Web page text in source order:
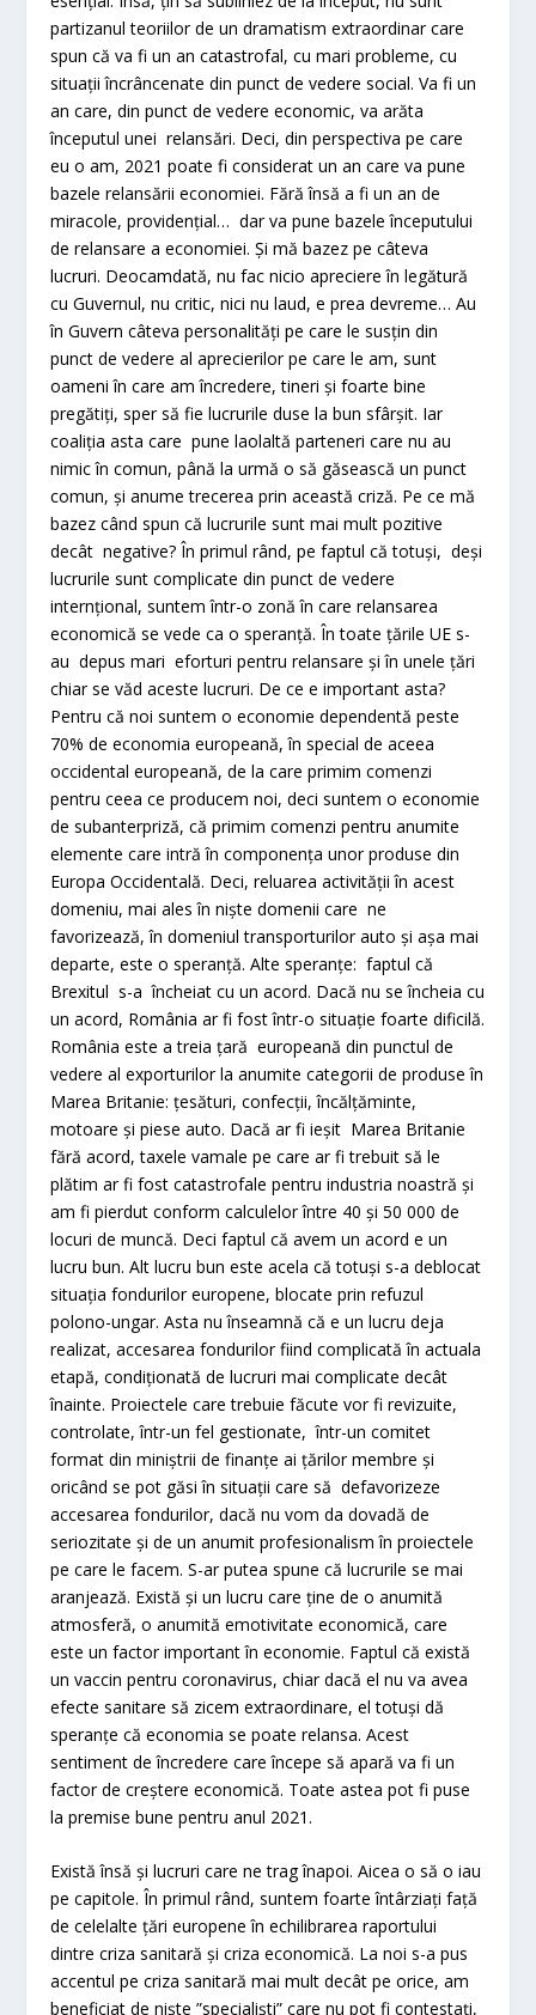
partizanul teoriilor de un dramatism extraordinar care
spun că va fi un an catastrofal, cu mari probleme, cu
situații încrâncenate din punct de vedere social. Va fi un
an care, din punct de vedere economic, va arăta
începutul unei relansări. Deci, din perspectiva pe care
eu o am, 2021 poate fi considerat un an care va pune
bazele relansării economiei. Fără însă a fi un an de
miracole, providențial… dar va pune bazele începutului
de relansare a economiei. Și mă bazez pe câteva
lucruri. Deocamdată, nu fac nicio apreciere în legătură
cu Guvernul, nu critic, nici nu laud, e prea devreme… Au
în Guvern câteva personalități pe care le susțin din
punct de vedere al aprecierilor pe care le am, sunt
oameni în care am încredere, tineri și foarte bine
pregătiți, sper să fie lucrurile duse la bun sfârșit. Iar
coaliția asta care pune laolaltă parteneri care nu au
nimic în comun, până la urmă o să găsească un punct
comun, și anume trecerea prin această criză. Pe ce mă
bazez când spun că lucrurile sunt mai mult pozitive
decât negative? În primul rând, pe faptul că totuși, deși
lucrurile sunt complicate din punct de vedere
internțional, suntem într-o zonă în care relansarea
economică se vede ca o speranță. În toate țările UE s-
au depus mari eforturi pentru relansare și în unele țări
chiar se văd aceste lucruri. De ce e important asta?
Pentru că noi suntem o economie dependentă peste
70% de economia europeană, în special de aceea
occidental europeană, de la care primim comenzi
pentru ceea ce producem noi, deci suntem o economie
de subanterpriză, că primim comenzi pentru anumite
elemente care intră în componența unor produse din
Europa Occidentală. Deci, reluarea activității în acest
domeniu, mai ales în niște domenii care ne
favorizează, în domeniul transporturilor auto și așa mai
departe, este o speranță. Alte speranțe: faptul că
Brexitul s-a încheiat cu un acord. Dacă nu se încheia cu
un acord, România ar fi fost într-o situație foarte dificilă.
România este a treia țară europeană din punctul de
vedere al exporturilor la anumite categorii de produse în
Marea Britanie: țesături, confecții, încălțăminte,
motoare și piese auto. Dacă ar fi ieșit Marea Britanie
fără acord, taxele vamale pe care ar fi trebuit să le
plătim ar fi fost catastrofale pentru industria noastră și
am fi pierdut conform calculelor între 40 și 50 000 de
locuri de muncă. Deci faptul că avem un acord e un
lucru bun. Alt lucru bun este acela că totuși s-a deblocat
situația fondurilor europene, blocate prin refuzul
polono-ungar. Asta nu înseamnă că e un lucru deja
realizat, accesarea fondurilor fiind complicată în actuala
etapă, condiționată de lucruri mai complicate decât
înainte. Proiectele care trebuie făcute vor fi revizuite,
controlate, într-un fel gestionate, într-un comitet
format din miniștrii de finanțe ai țărilor membre și
oricând se pot găsi în situații care să defavorizeze
accesarea fondurilor, dacă nu vom da dovadă de
seriozitate și de un anumit profesionalism în proiectele
pe care le facem. S-ar putea spune că lucrurile se mai
aranjează. Există și un lucru care ține de o anumită
atmosferă, o anumită emotivitate economică, care
este un factor important în economie. Faptul că există
un vaccin pentru coronavirus, chiar dacă el nu va avea
efecte sanitare să zicem extraordinare, el totuși dă
speranțe că economia se poate relansa. Acest
sentiment de încredere care începe să apară va fi un
factor de creștere economică. Toate astea pot fi puse
la premise bune pentru anul 2021.
Există însă și lucruri care ne trag înapoi. Aicea o să o iau
pe capitole. În primul rând, suntem foarte întârziați față
de celelalte țări europene în echilibrarea raportului
dintre criza sanitară și criza economică. La noi s-a pus
accentul pe criza sanitară mai mult decât pe orice, am
beneficiat de niște ”specialiști” care nu pot fi contestați,